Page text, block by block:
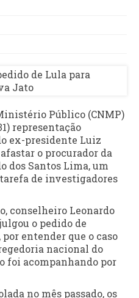
Público (CNMP)
representação
ex-presidente Luiz
o procurador da
dos Santos Lima, um
de investigadores
conselheiro Leonardo
o pedido de
entender que o caso
nacional do
foi acompanhando por
no mês passado, os